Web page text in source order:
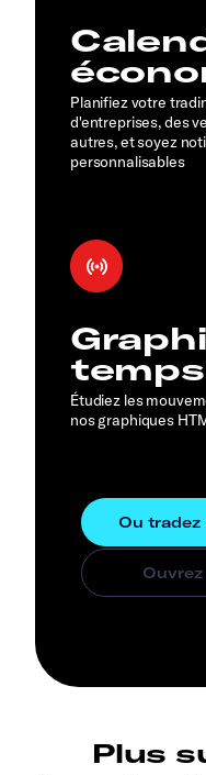
Planifiez votre
d'entreprises, des
autres, et soyez
personnalisables
Étudiez les
nos graphiques
Plus